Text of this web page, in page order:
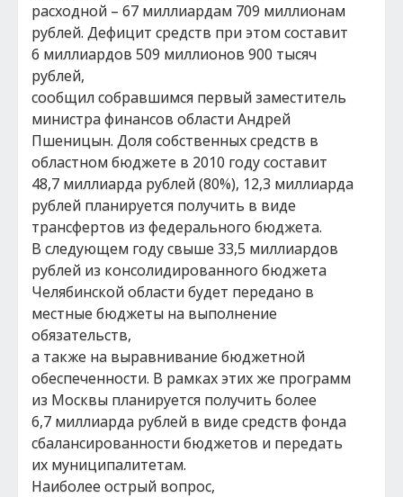
расходной – 67 миллиардам 709 миллионам
рублей. Дефицит средств при этом составит
6 миллиардов 509 миллионов 900 тысяч
рублей,
сообщил собравшимся первый заместитель
министра финансов области Андрей
Пшеницын. Доля собственных средств в
областном бюджете в 2010 году составит
48,7 миллиарда рублей (80%), 12,3 миллиарда
рублей планируется получить в виде
трансфертов из федерального бюджета.
В следующем году свыше 33,5 миллиардов
рублей из консолидированного бюджета
Челябинской области будет передано в
местные бюджеты на выполнение
обязательств,
а также на выравнивание бюджетной
обеспеченности. В рамках этих же программ
из Москвы планируется получить более
6,7 миллиарда рублей в виде средств фонда
сбалансированности бюджетов и передать
их муниципалитетам.
Наиболее острый вопрос,